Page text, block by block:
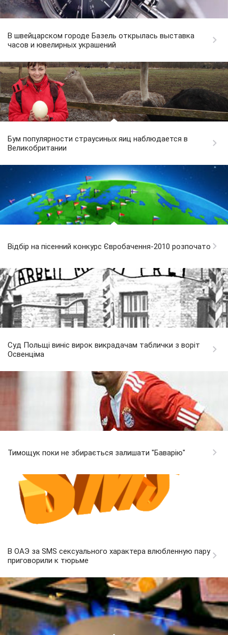
В швейцарском городе Базель открылась выставка
часов и ювелирных украшений
Бум популярности страусиных яиц наблюдается в
Великобритании
Відбір на пісенний конкурс Євробачення-2010 розпочато
Cуд Польщі виніс вирок викрадачам таблички з воріт
Освенціма
Тимощук поки не збирається залишати "Баварію"
В ОАЭ за SMS сексуального характера влюбленную пару
приговорили к тюрьме